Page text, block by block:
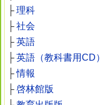
├理科
├社会
├英語
├英語（教科書用CD）
├情報
├啓林館版